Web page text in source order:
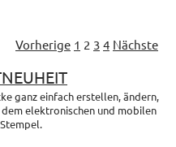
Vorherige 1 2 3 4 Nächste
ganz einfach erstellen, ändern,
elektronischen und mobilen